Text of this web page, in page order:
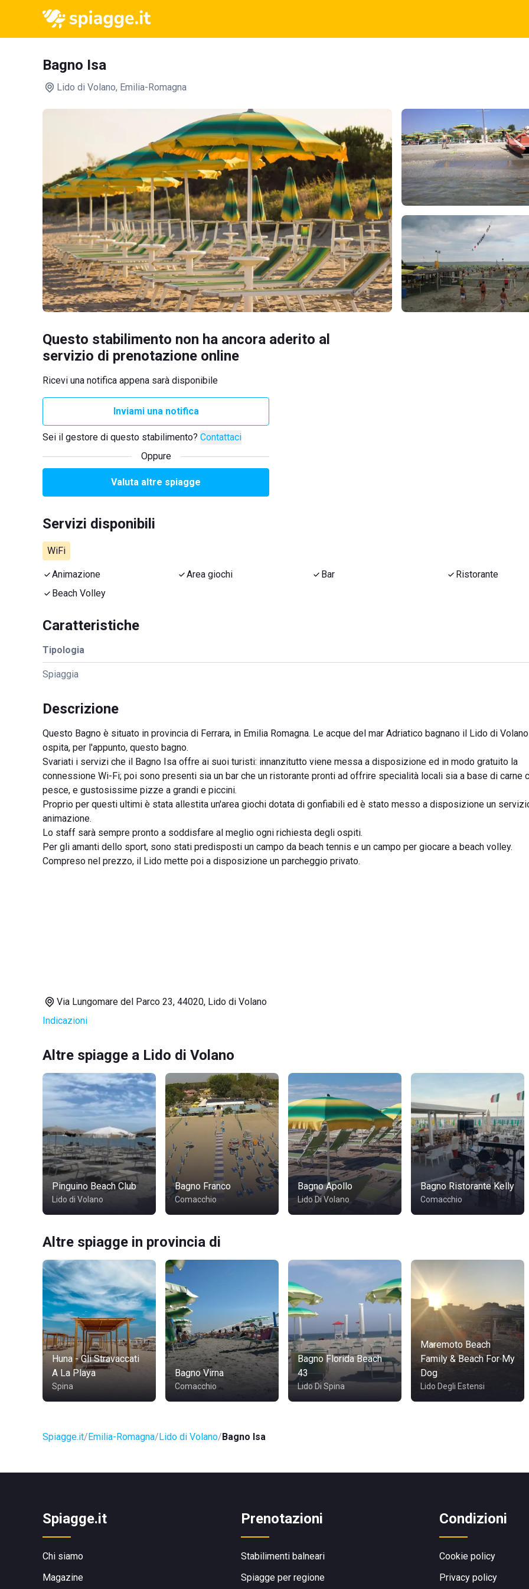
Bagno Isa
Lido di Volano, Emilia-Romagna
Questo stabilimento non ha ancora aderito al
servizio di prenotazione online
Ricevi una notifica appena sarà disponibile
Inviami una notifica
Sei il gestore di questo stabilimento? Contattaci
Oppure
Valuta altre spiagge
Servizi disponibili
WiFi
Animazione Area giochi Bar
Ristorante
Beach Volley
Caratteristiche
Tipologia
Spiaggia
Descrizione
Questo Bagno è situato in provincia di Ferrara, in Emilia Romagna. Le acque del mar Adriatico bagnano il Lido di
ospita, per l'appunto, questo bagno.
Svariati i servizi che il Bagno Isa offre ai suoi turisti: innanzitutto viene messa a disposizione ed in modo gratuito la
connessione Wi-Fi; poi sono presenti sia un bar che un ristorante pronti ad offrire specialità locali sia a base di carne
pesce, e gustosissime pizze a grandi e piccini.
Proprio per questi ultimi è stata allestita un'area giochi dotata di gonfiabili ed è stato messo a disposizione un
animazione.
Lo staff sarà sempre pronto a soddisfare al meglio ogni richiesta degli ospiti.
Per gli amanti dello sport, sono stati predisposti un campo da beach tennis e un campo per giocare a beach volley.
Compreso nel prezzo, il Lido mette poi a disposizione un parcheggio privato.
Via Lungomare del Parco 23, 44020, Lido di Volano
Indicazioni
Altre spiagge a Lido di Volano
Pinguino Beach Club
Lido di Volano
Bagno Franco
Comacchio
Bagno Apollo
Lido Di Volano
Bagno Ristorante Kelly
Comacchio
Altre spiagge in provincia di
Huna - Gli Stravaccati
A La Playa
Spina
Bagno Virna
Comacchio
Bagno Florida Beach
43
Lido Di Spina
Maremoto Beach
Family & Beach For My
Dog
Lido Degli Estensi
Spiagge.it Emilia-Romagna Lido di Volano Bagno Isa
Spiagge.it
Chi siamo
Magazine
Prenotazioni
Stabilimenti balneari
Spiagge per regione
Condizioni
Cookie policy
Privacy policy